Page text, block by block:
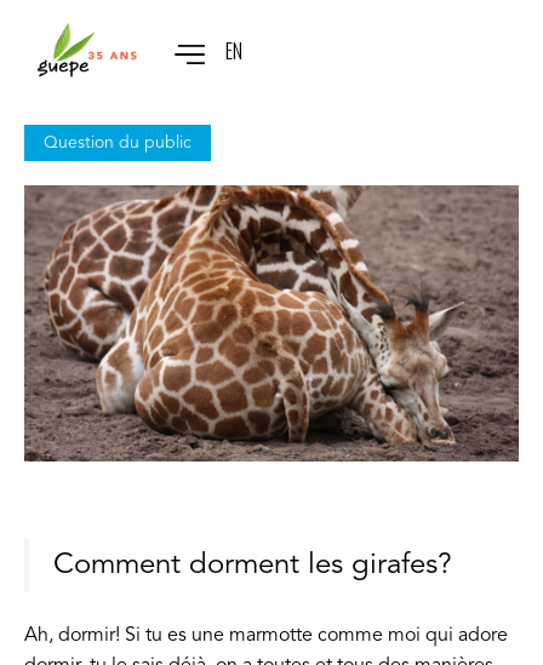
EN
Question du public
Comment dorment les girafes?
Ah, dormir! Si tu es une marmotte comme moi qui adore